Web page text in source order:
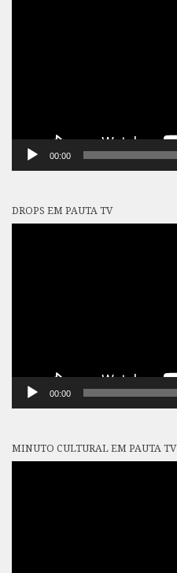
00:00
DROPS EM PAUTA TV
00:00
MINUTO CULTURAL EM PAUTA TV